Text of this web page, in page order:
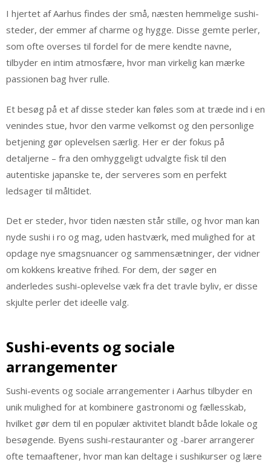
I hjertet af Aarhus findes der små, næsten hemmelige sushi-
steder, der emmer af charme og hygge. Disse gemte perler,
som ofte overses til fordel for de mere kendte navne,
tilbyder en intim atmosfære, hvor man virkelig kan mærke
passionen bag hver rulle.
Et besøg på et af disse steder kan føles som at træde ind i en
venindes stue, hvor den varme velkomst og den personlige
betjening gør oplevelsen særlig. Her er der fokus på
detaljerne – fra den omhyggeligt udvalgte fisk til den
autentiske japanske te, der serveres som en perfekt
ledsager til måltidet.
Det er steder, hvor tiden næsten står stille, og hvor man kan
nyde sushi i ro og mag, uden hastværk, med mulighed for at
opdage nye smagsnuancer og sammensætninger, der vidner
om kokkens kreative frihed. For dem, der søger en
anderledes sushi-oplevelse væk fra det travle byliv, er disse
skjulte perler det ideelle valg.
Sushi-events og sociale
arrangementer
Sushi-events og sociale arrangementer i Aarhus tilbyder en
unik mulighed for at kombinere gastronomi og fællesskab,
hvilket gør dem til en populær aktivitet blandt både lokale og
besøgende. Byens sushi-restauranter og -barer arrangerer
ofte temaaftener, hvor man kan deltage i sushikurser og lære